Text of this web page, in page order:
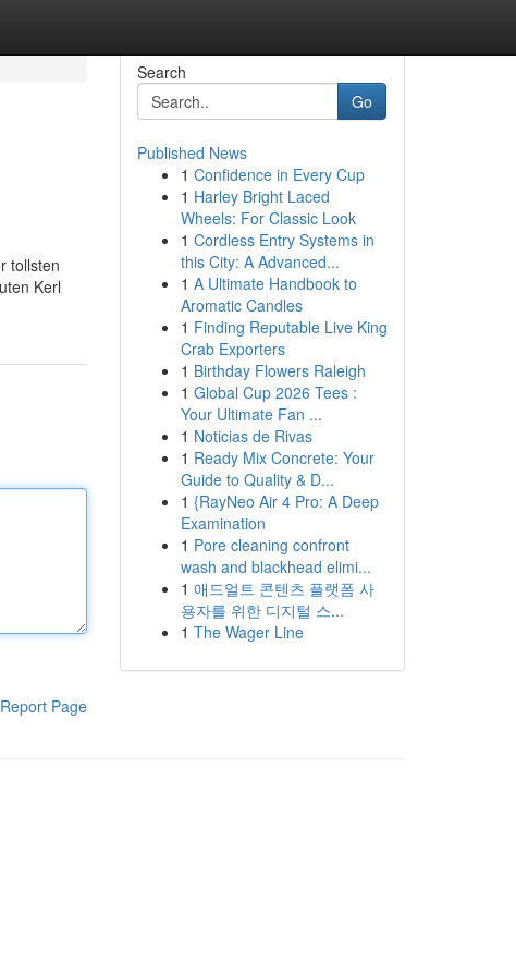
tollsten
Kerl
Report Page
Search
Go
Published News
1 Confidence in Every Cup
1 Harley Bright Laced
Wheels: For Classic Look
1 Cordless Entry Systems in
this City: A Advanced...
1 A Ultimate Handbook to
Aromatic Candles
1 Finding Reputable Live King
Crab Exporters
1 Birthday Flowers Raleigh
1 Global Cup 2026 Tees :
Your Ultimate Fan ...
1 Noticias de Rivas
1 Ready Mix Concrete: Your
Guide to Quality & D...
1 {RayNeo Air 4 Pro: A Deep
Examination
1 Pore cleaning confront
wash and blackhead elimi...
1 애드얼트 콘텐츠 플랫폼 사
용자를 위한 디지털 스...
1 The Wager Line